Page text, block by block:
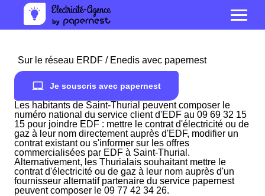
Sur le réseau ERDF / Enedis avec papernest
Je souscris avec papernest
Les habitants de Saint-Thurial peuvent composer le
numéro national du service client d'EDF au 09 69 32 15
15 pour joindre EDF : mettre le contrat d'électricité ou de
gaz à leur nom directement auprès d'EDF, modifier un
contrat existant ou s'informer sur les offres
commercialisées par EDF à Saint-Thurial.
Alternativement, les Thurialais souhaitant mettre le
contrat d'électricité ou de gaz à leur nom auprès d'un
fournisseur alternatif partenaire du service papernest
peuvent composer le 09 77 42 34 26.